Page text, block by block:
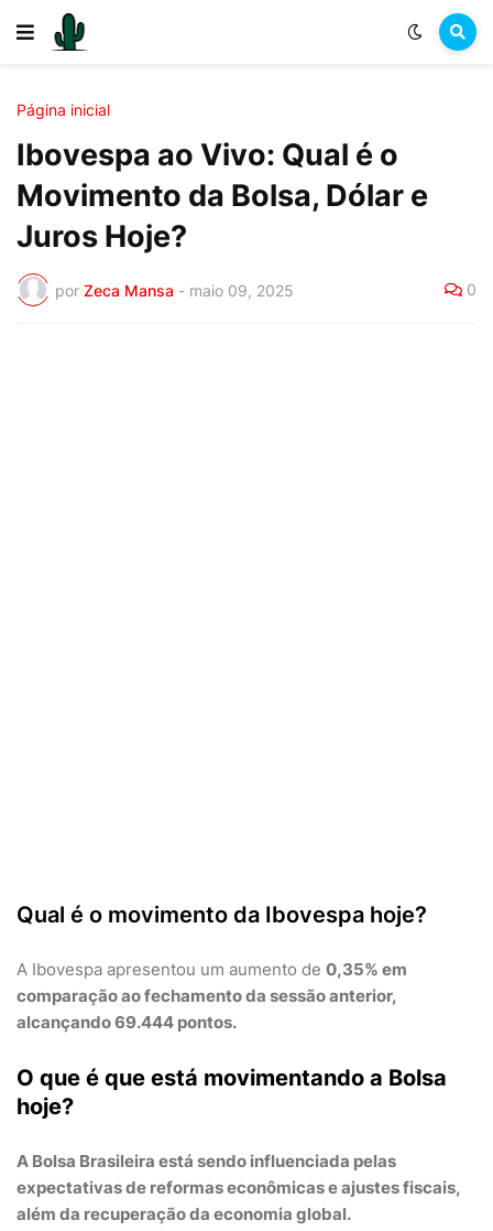
Página inicial
Ibovespa ao Vivo: Qual é o
Movimento da Bolsa, Dólar e
Juros Hoje?
por Zeca Mansa - maio 09, 2025 0
Qual é o movimento da Ibovespa hoje?
A Ibovespa apresentou um aumento de 0,35% em
comparação ao fechamento da sessão anterior,
alcançando69.444 pontos.
O que é que está movimentando a Bolsa
hoje?
A Bolsa Brasileira está sendo influenciada pelas
expectativas de reformas econômicaseajustes fiscais,
além da recuperação da economia global.